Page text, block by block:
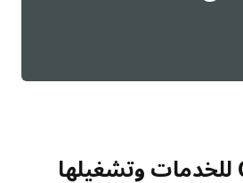
تشغيل Oracle للخدمات وتشغيلها